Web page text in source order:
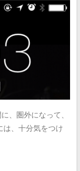
、圏外になって、
は、十分気をつけ